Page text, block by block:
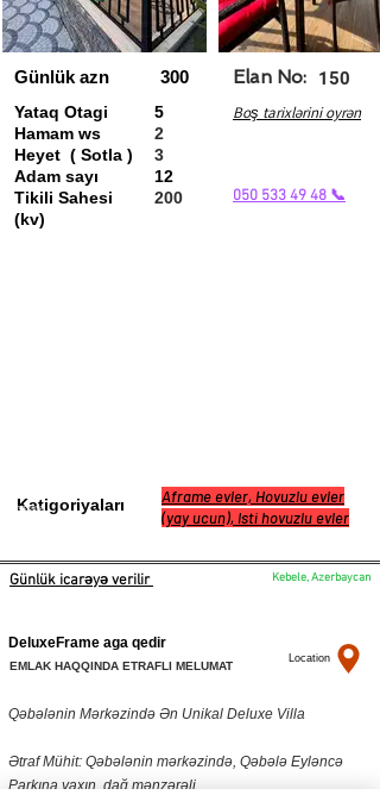
Günlük azn
Yataq Otagi
Hamam ws
Heyet ( Sotla )
Adam sayı
Tikili Sahesi
(kv)
300
5
Elan No: 150
Boş tarixlərini oyrən
2
3
12
200
050 533 49 48 📞
Katigoriyaları
0505343036
Aframe evler, Hovuzlu evler
(yay ucun), Isti hovuzlu evler
Günlük icarəyə verilir Kebele, Azerbaycan
DeluxeFrame aga qedir
EMLAK HAQQINDA ETRAFLI MELUMAT
Location
Qəbələnin Mərkəzində Ən Unikal Deluxe Villa
Ətraf Mühit: Qəbələnin mərkəzində, Qəbələ Eyləncə
Parkına yaxın, dağ mənzərəli